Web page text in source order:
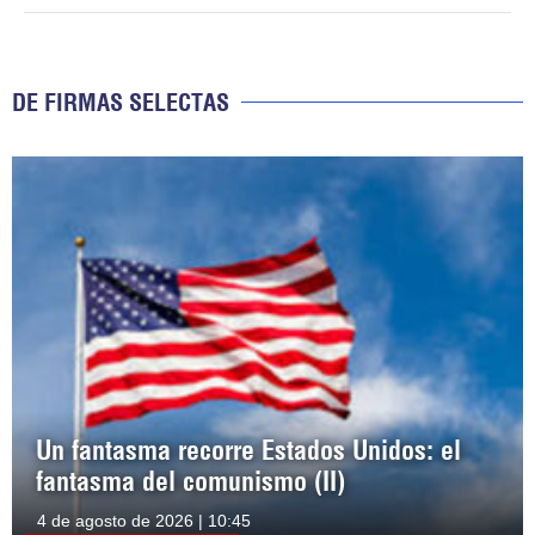
DE FIRMAS SELECTAS
Un fantasma recorre Estados Unidos: el
fantasma del comunismo (II)
4 de agosto de 2026 | 10:45